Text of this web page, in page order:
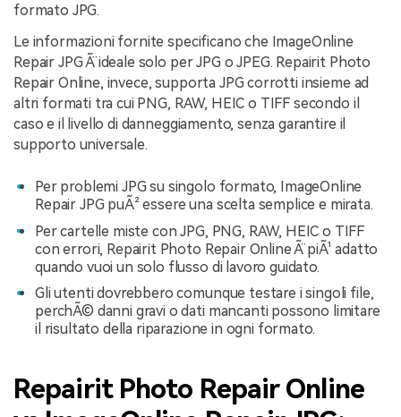
formato JPG.
Le informazioni fornite specificano che ImageOnline
Repair JPG Ã¨ ideale solo per JPG o JPEG. Repairit Photo
Repair Online, invece, supporta JPG corrotti insieme ad
altri formati tra cui PNG, RAW, HEIC o TIFF secondo il
caso e il livello di danneggiamento, senza garantire il
supporto universale.
Per problemi JPG su singolo formato, ImageOnline
Repair JPG puÃ² essere una scelta semplice e mirata.
Per cartelle miste con JPG, PNG, RAW, HEIC o TIFF
con errori, Repairit Photo Repair Online Ã¨ piÃ¹ adatto
quando vuoi un solo flusso di lavoro guidato.
Gli utenti dovrebbero comunque testare i singoli file,
perchÃ© danni gravi o dati mancanti possono limitare
il risultato della riparazione in ogni formato.
Repairit Photo Repair Online